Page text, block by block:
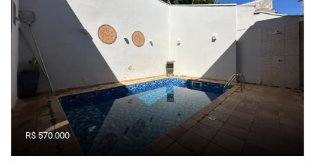
R$ 570.000